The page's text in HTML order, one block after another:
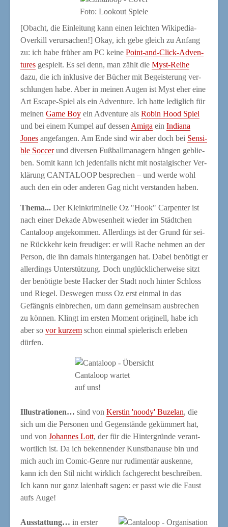
Foto: Loo­kout Spiele
[Obacht, die Ein­lei­tung kann einen leich­ten Wiki­pe­dia-
Over­kill ver­ur­sa­chen!] Okay, ich gebe gleich zu Anfang
zu: ich habe frü­her am PC kei­ne Point-and-Click-Adven­
tures gespielt. Es sei denn, man zählt die Myst-Rei­he
dazu, die ich inklu­si­ve der Bücher mit Begeis­te­rung ver­
schlun­gen habe. Aber in mei­nen Augen ist Myst eher eine
Art Escape-Spiel als ein Adven­ture. Ich hat­te ledig­lich für
mei­nen Game Boy ein Adven­ture als Robin Hood Spiel
und bei einem Kum­pel auf des­sen Ami­ga ein India­na
Jones ange­fan­gen. Am Ende sind wir aber doch bei Sen­si­
ble Soc­cerund diver­sen Fuß­ball­ma­na­gern hän­gen geblie­
ben. Somit kann ich jeden­falls nicht mit nost­al­gi­scher Ver­
klä­rung CANTALOOP bespre­chen – und wer­de wohl
auch den ein oder ande­ren Gag nicht ver­stan­den haben.
The­ma... Der Klein­kri­mi­nel­le Oz "Hook" Car­pen­ter ist
nach einer Deka­de Abwe­sen­heit wie­der im Städt­chen
Can­ta­loop ange­kom­men. Aller­dings ist der Grund für sei­
ne Rück­kehr kein freu­di­ger: er will Rache neh­men an der
Per­son, die ihn damals hin­ter­gan­gen hat. Dabei benö­tigt er
aller­dings Unter­stüt­zung. Doch unglück­li­cher­wei­se sitzt
der benö­tig­te bes­te Hacker der Stadt noch hin­ter Schloss
und Rie­gel. Des­we­gen muss Oz erst ein­mal in das
Gefäng­nis ein­bre­chen, um dann gemein­sam aus­bre­chen
zu kön­nen. Klingt im ers­ten Moment ori­gi­nell, habe ich
aber so vor kur­zem schon ein­mal spie­le­risch erle­ben
dürfen.
Can­ta­loop war­tet
auf uns!
Illus­tra­tio­nen… sind von Kers­tin 'noo­dy' Buz­elan, die
sich um die Per­so­nen und Gegen­stän­de geküm­mert hat,
und von Johan­nes Lott, der für die Hin­ter­grün­de ver­ant­
wort­lich ist. Da ich beken­nen­der Kunst­ba­nau­se bin und
mich auch im Comic-Gen­re nur rudi­men­tär aus­ken­ne,
kann ich den Stil nicht wirk­lich fach­ge­recht beschrei­ben.
Ich kann nur ganz lai­en­haft sagen: er passt wie die Faust
aufs Auge!
Aus­stat­tung… in ers­ter